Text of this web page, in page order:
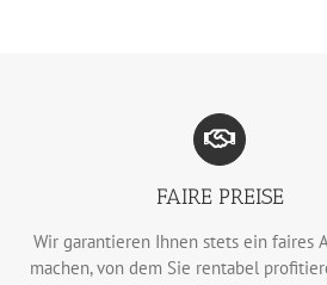
FAIRE PREISE
Wir garantieren Ihnen stets ein faires
machen, von dem Sie rentabel